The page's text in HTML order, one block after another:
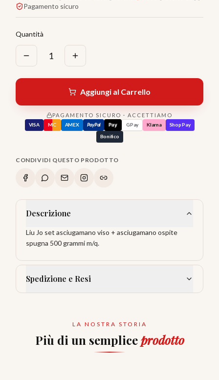
Pagamento sicuro
Quantità
1
Aggiungi al Carrello
PAGAMENTO SICURO · ACCETTIAMO
VISA MC AMEX PayPal Pay GPay Klarna
Shop Pay
Bonifico
CONDIVIDI QUESTO PRODOTTO
Descrizione
Liu Jo set asciugamano viso + asciugamano ospite
spugna 500 grammi m/q.
Spedizione e Resi
LA NOSTRA STORIA
Più di un sempliceprodotto